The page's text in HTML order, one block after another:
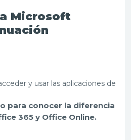
Microsoft
y usar las aplicaciones de
para conocer la diferencia
365 y Office Online.